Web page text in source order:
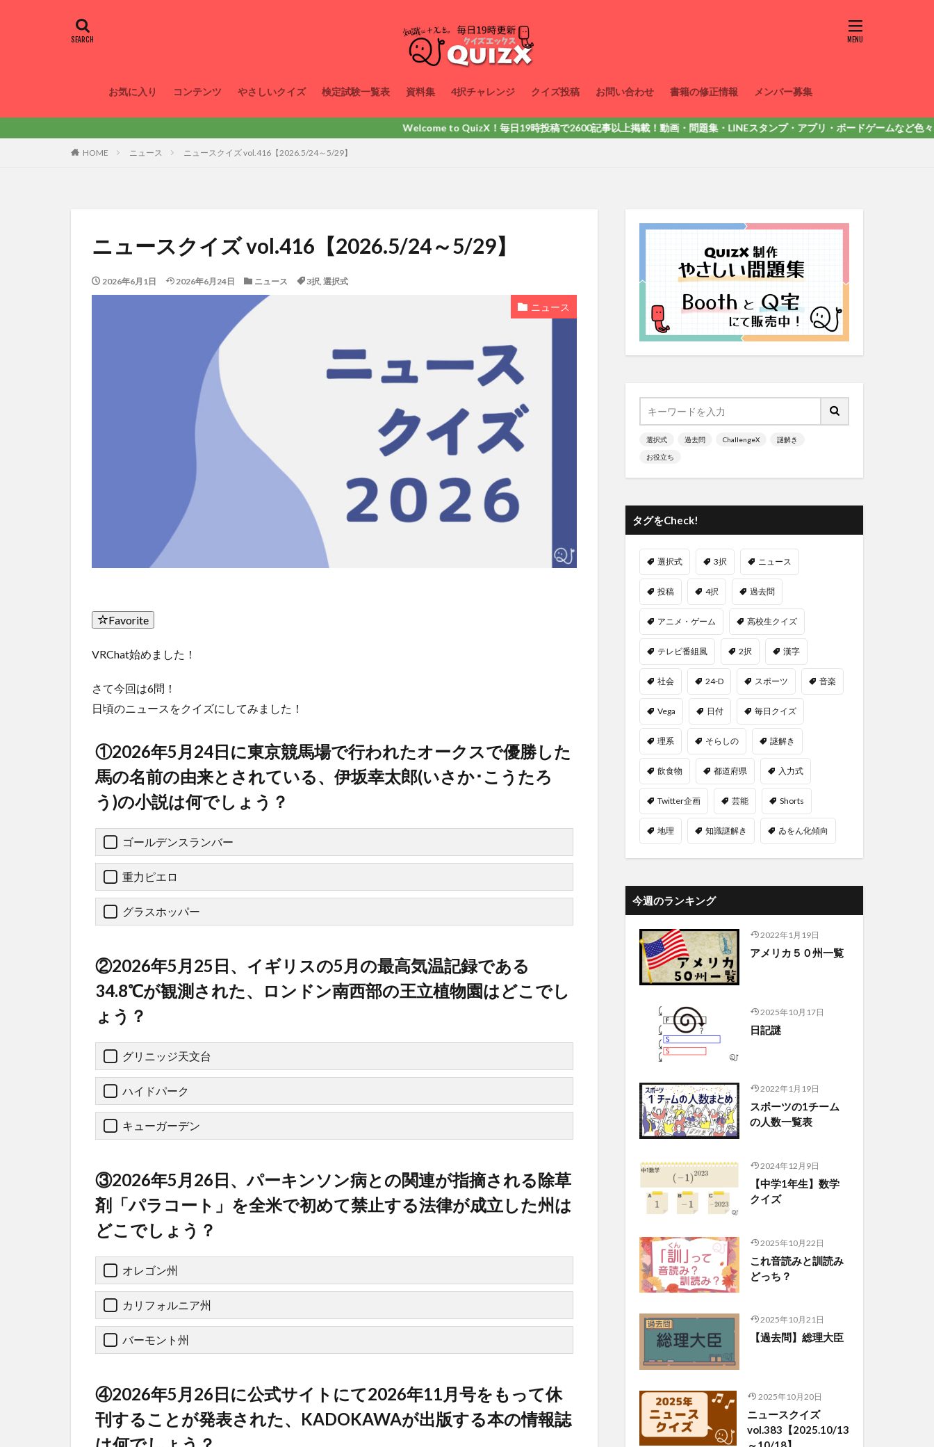
お気に入り コンテンツ やさしいクイズ 検定試験一覧表 資料集 4択チャレンジ クイズ投稿 お問い合わせ 書籍の修正情報 メンバー募集
Welcome to QuizX！毎日19時投稿で2600記事以上掲載！動画・問題集・LINEスタンプ・アプリ・ボードゲームなど色々出しています。詳
HOME ニュース ニュースクイズ vol.416【2026.5/24～5/29】
ニュースクイズ vol.416【2026.5/24～5/29】
2026年6月1日 2026年6月24日 ニュース 3択, 選択式
ニュース
Favorite
VRChat始めました！
さて今回は6問！
日頃のニュースをクイズにしてみました！
①2026年5月24日に東京競馬場で行われたオークスで優勝した
馬の名前の由来とされている、伊坂幸太郎(いさか･こうたろ
う)の小説は何でしょう？
ゴールデンスランバー
重力ピエロ
グラスホッパー
②2026年5月25日、イギリスの5月の最高気温記録である
34.8℃が観測された、ロンドン南西部の王立植物園はどこでし
ょう？
グリニッジ天文台
ハイドパーク
キューガーデン
③2026年5月26日、パーキンソン病との関連が指摘される除草
剤「パラコート」を全米で初めて禁止する法律が成立した州は
どこでしょう？
オレゴン州
カリフォルニア州
バーモント州
④2026年5月26日に公式サイトにて2026年11月号をもって休
刊することが発表された、KADOKAWAが出版する本の情報誌
選択式 過去問 ChallengeX 謎解き
お役立ち
タグをCheck!
選択式 3択 ニュース
投稿 4択 過去問
アニメ・ゲーム 高校生クイズ
テレビ番組風 2択 漢字
社会 24-D スポーツ 音楽
Vega 日付 毎日クイズ
理系 そらしの 謎解き
飲食物 都道府県 入力式
Twitter企画 芸能 Shorts
地理 知識謎解き ゐをん化傾向
今週のランキング
2022年1月19日
アメリカ５０州一覧
2025年10月17日
日記謎
2022年1月19日
スポーツの1チーム
の人数一覧表
2024年12月9日
【中学1年生】数学
クイズ
2025年10月22日
これ音読みと訓読み
どっち？
2025年10月21日
【過去問】総理大臣
2025年10月20日
ニュースクイズ
vol.383【2025.10/13